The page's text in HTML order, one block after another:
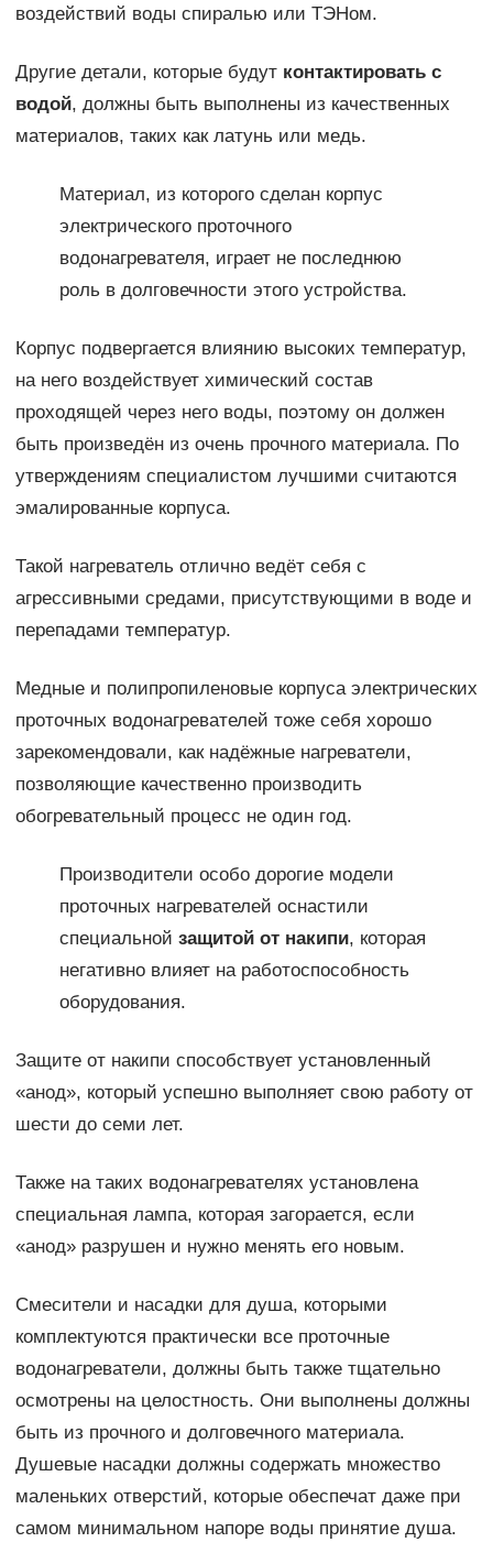
воздействий воды спиралью или ТЭНом.
Другие детали, которые будут контактировать с
водой, должны быть выполнены из качественных
материалов, таких как латунь или медь.
Материал, из которого сделан корпус
электрического проточного
водонагревателя, играет не последнюю
роль в долговечности этого устройства.
Корпус подвергается влиянию высоких температур,
на него воздействует химический состав
проходящей через него воды, поэтому он должен
быть произведён из очень прочного материала. По
утверждениям специалистом лучшими считаются
эмалированные корпуса.
Такой нагреватель отлично ведёт себя с
агрессивными средами, присутствующими в воде и
перепадами температур.
Медные и полипропиленовые корпуса электрических
проточных водонагревателей тоже себя хорошо
зарекомендовали, как надёжные нагреватели,
позволяющие качественно производить
обогревательный процесс не один год.
Производители особо дорогие модели
проточных нагревателей оснастили
специальной защитой от накипи, которая
негативно влияет на работоспособность
оборудования.
Защите от накипи способствует установленный
«анод», который успешно выполняет свою работу от
шести до семи лет.
Также на таких водонагревателях установлена
специальная лампа, которая загорается, если
«анод» разрушен и нужно менять его новым.
Смесители и насадки для душа, которыми
комплектуются практически все проточные
водонагреватели, должны быть также тщательно
осмотрены на целостность. Они выполнены должны
быть из прочного и долговечного материала.
Душевые насадки должны содержать множество
маленьких отверстий, которые обеспечат даже при
самом минимальном напоре воды принятие душа.